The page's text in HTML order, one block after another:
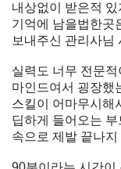
내상없이 받은적
기억에 남을법한곳
보내주신 관리사님
실력도 너무 전문
마인드여서 굉장했
스킬이 어마무시해
딥하게 들어오는
속으로 제발 끝나